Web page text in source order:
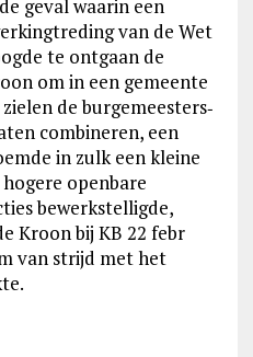
geval waarin een
van de Wet
te ontgaan de
om in een gemeente
de burgemeesters‑
combineren, een
in zulk een kleine
openbare
bewerkstelligde,
Kroon bij KB 22 febr
van strijd met het